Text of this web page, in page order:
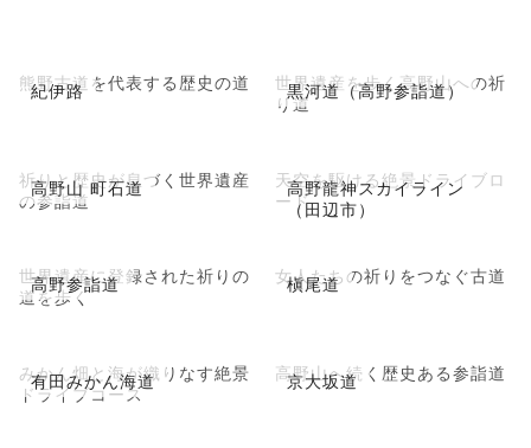
紀伊路
熊野古道を代表する歴史の道 黒河道（高野参詣道）
世界遺産を歩く高野山への祈
り道
高野山 町石道
祈りと歴史が息づく世界遺産
の参詣道
高野龍神スカイライン
（田辺市）
天空を駆ける絶景ドライブロ
ード
高野参詣道
世界遺産に登録された祈りの
道を歩く
槇尾道
女人たちの祈りをつなぐ古道
有田みかん海道
みかん畑と海が織りなす絶景
ドライブコース
京大坂道
高野山へ続く歴史ある参詣道